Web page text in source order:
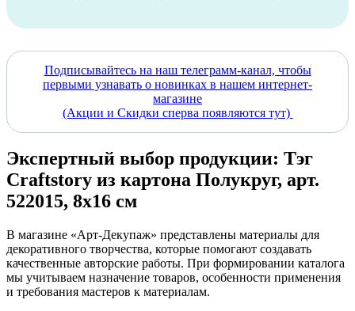
Подписывайтесь на наш телеграмм-канал, чтобы
первыми узнавать о новинках в нашем интернет-
магазине
(Акции и Скидки сперва появляются тут)
Экспертный выбор продукции: Тэг
Craftstory из картона Полукруг, арт.
522015, 8х16 см
В магазине «Арт-Декупаж» представлены материалы для
декоративного творчества, которые помогают создавать
качественные авторские работы. При формировании каталога
мы учитываем назначение товаров, особенности применения
и требования мастеров к материалам.